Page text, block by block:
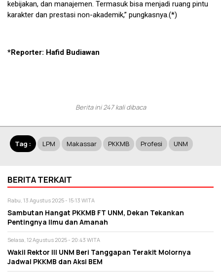
kebijakan, dan manajemen. Termasuk bisa menjadi ruang pintu
karakter dan prestasi non-akademik,” pungkasnya.(*)
*Reporter: Hafid Budiawan
Berita ini 247 kali dibaca
Tag : LPM Makassar PKKMB Profesi UNM
BERITA TERKAIT
Rabu, 13 Agustus 2025 - 15:13 WITA
Sambutan Hangat PKKMB FT UNM, Dekan Tekankan
Pentingnya Ilmu dan Amanah
Selasa, 12 Agustus 2025 - 20:43 WITA
Wakil Rektor III UNM Beri Tanggapan Terakit Molornya
Jadwal PKKMB dan Aksi BEM